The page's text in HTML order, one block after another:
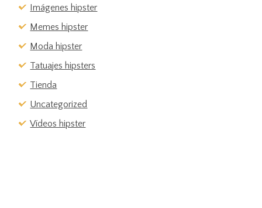
Imágenes hipster
Memes hipster
Moda hipster
Tatuajes hipsters
Tienda
Uncategorized
Vídeos hipster